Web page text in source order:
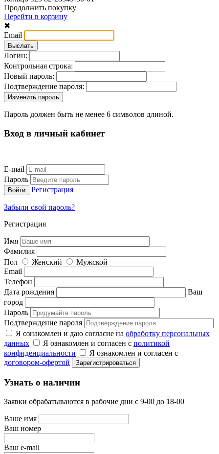
Продолжить покупку
Перейти в корзину
✖
Email
Логин:
Контрольная строка:
Новый пароль:
Подтверждение пароля:
Пароль должен быть не менее 6 символов длиной.
Вход в личный кабинет
E-mail
Пароль
Регистрация
Забыли свой пароль?
Регистрация
Имя
Фамилия
Пол
Женский
Мужской
Email
Телефон
Дата рождения
Ваш
город
Пароль
Подтверждение пароля
Я ознакомлен и даю согласие на обработку персональных
данных
Я ознакомлен и согласен с политикой
конфиденциальности
Я ознакомлен и согласен с
договором-офертой
Узнать о наличии
Заявки обрабатываются в рабочие дни с 9-00 до 18-00
Ваше имя
Ваш номер
Ваш e-mail